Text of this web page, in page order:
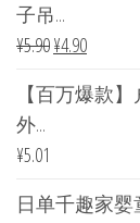
子吊...
¥5.90¥4.90
【百万爆款
外...
¥5.01
日单千趣家